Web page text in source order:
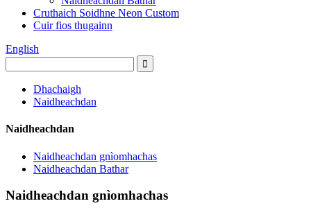
Cruthaich Soidhne Neon Custom
Cuir fios thugainn
English
Dhachaigh
Naidheachdan
Naidheachdan
Naidheachdan gnìomhachas
Naidheachdan Bathar
Naidheachdan gnìomhachas